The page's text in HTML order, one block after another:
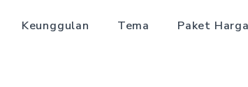
Keunggulan Tema Paket